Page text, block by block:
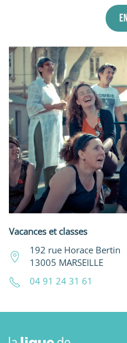
Vacances et classes
192 rue Horace Bertin
13005 MARSEILLE
04 91 24 31 61